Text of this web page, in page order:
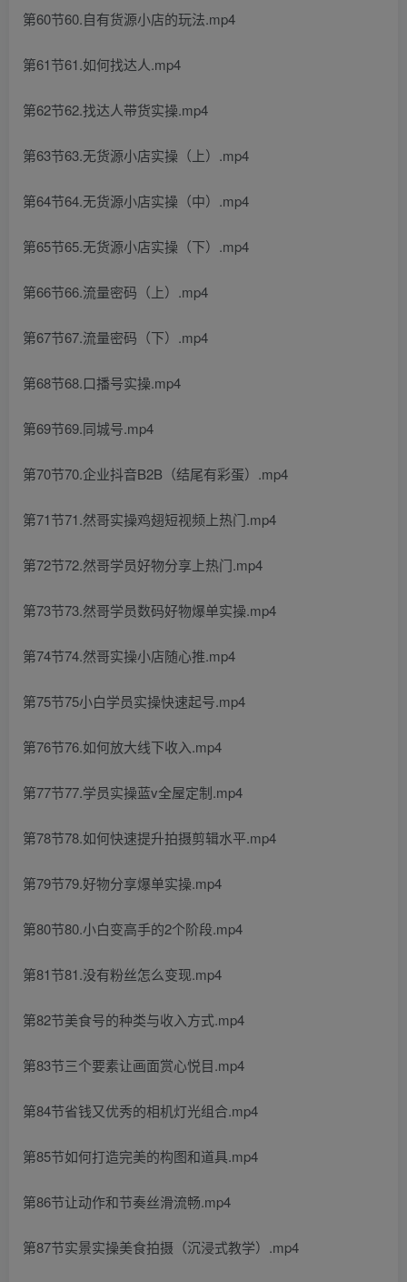
第60节60.自有货源小店的玩法.mp4
第61节61.如何找达人.mp4
第62节62.找达人带货实操.mp4
第63节63.无货源小店实操（上）.mp4
第64节64.无货源小店实操（中）.mp4
第65节65.无货源小店实操（下）.mp4
第66节66.流量密码（上）.mp4
第67节67.流量密码（下）.mp4
第68节68.口播号实操.mp4
第69节69.同城号.mp4
第70节70.企业抖音B2B（结尾有彩蛋）.mp4
第71节71.然哥实操鸡翅短视频上热门.mp4
第72节72.然哥学员好物分享上热门.mp4
第73节73.然哥学员数码好物爆单实操.mp4
第74节74.然哥实操小店随心推.mp4
第75节75小白学员实操快速起号.mp4
第76节76.如何放大线下收入.mp4
第77节77.学员实操蓝v全屋定制.mp4
第78节78.如何快速提升拍摄剪辑水平.mp4
第79节79.好物分享爆单实操.mp4
第80节80.小白变高手的2个阶段.mp4
第81节81.没有粉丝怎么变现.mp4
第82节美食号的种类与收入方式.mp4
第83节三个要素让画面赏心悦目.mp4
第84节省钱又优秀的相机灯光组合.mp4
第85节如何打造完美的构图和道具.mp4
第86节让动作和节奏丝滑流畅.mp4
第87节实景实操美食拍摄（沉浸式教学）.mp4